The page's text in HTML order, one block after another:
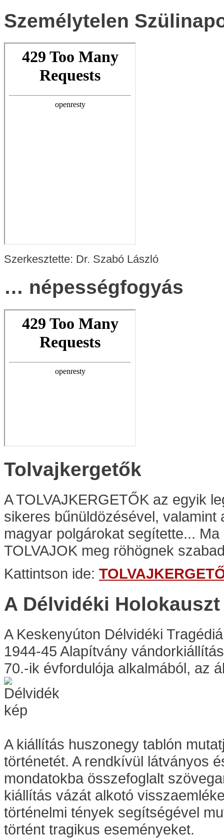
Személytelen
Szerkesztette: Dr. Szabó László
… népességfogyás
Tolvajkergetők
A TOLVAJKERGETŐK az egyik
sikeres bűnüldözésével,
magyar polgárokat segítette...
TOLVAJOK meg röhögnek
Kattintson ide:
A Délvidéki
A Keskenyúton Délvidéki
1944-45 Alapítvány
70.-ik évfordulója alkalmából, az
A kiállítás huszonegy tablón
történetét. A rendkívül látványos
mondatokba összefoglalt
kiállítás vázát alkotó
történelmi tények segítségével
történt tragikus eseményeket.